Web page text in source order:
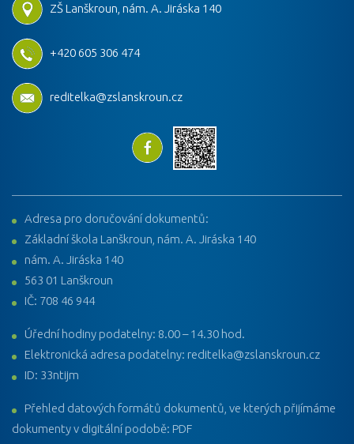
ZŠ Lanškroun, nám. A. Jiráska 140
+420 605 306 474
reditelka@zslanskroun.cz
Adresa pro doručování dokumentů:
Základní škola Lanškroun, nám. A. Jiráska 140
nám. A. Jiráska 140
563 01 Lanškroun
IČ: 708 46 944
Úřední hodiny podatelny: 8.00 – 14.30 hod.
Elektronická adresa podatelny: reditelka@zslanskroun.cz
ID: 33ntijm
Přehled datových formátů dokumentů, ve kterých přijímáme
dokumenty v digitální podobě: PDF